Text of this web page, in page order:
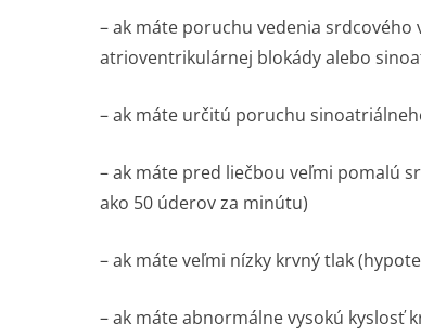
– ak máte poruchu vedenia
atrioventrikulárnej blokády alebo
– ak máte určitú poruchu
– ak máte pred liečbou veľmi pomalú
ako 50 úderov za minútu)
– ak máte veľmi nízky krvný tlak
– ak máte abnormálne vysokú kyslosť